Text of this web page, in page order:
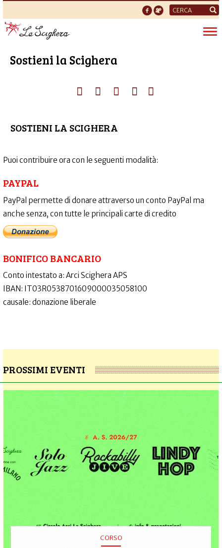
Form
di
ricerca
Sostieni la Scighera
SOSTIENI LA SCIGHERA
Puoi contribuire ora con le seguenti modalità:
PAYPAL
PayPal permette di donare attraverso un conto PayPal ma
anche senza, con tutte le principali carte di credito
BONIFICO BANCARIO
Conto intestato a: Arci Scighera APS
IBAN: IT03R0538701609000035058100
causale: donazione liberale
PROSSIMI EVENTI
CORSO